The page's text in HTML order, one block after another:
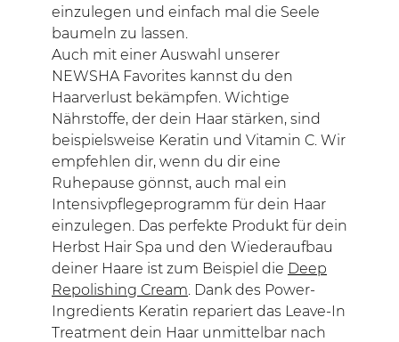
einzulegen und einfach mal die Seele
baumeln zu lassen.
Auch mit einer Auswahl unserer
NEWSHA Favorites kannst du den
Haarverlust bekämpfen. Wichtige
Nährstoffe, der dein Haar stärken, sind
beispielsweise Keratin und Vitamin C. Wir
empfehlen dir, wenn du dir eine
Ruhepause gönnst, auch mal ein
Intensivpflegeprogramm für dein Haar
einzulegen. Das perfekte Produkt für dein
Herbst Hair Spa und den Wiederaufbau
deiner Haare ist zum Beispiel die Deep
Repolishing Cream. Dank des Power-
Ingredients Keratin repariert das Leave-In
Treatment dein Haar unmittelbar nach